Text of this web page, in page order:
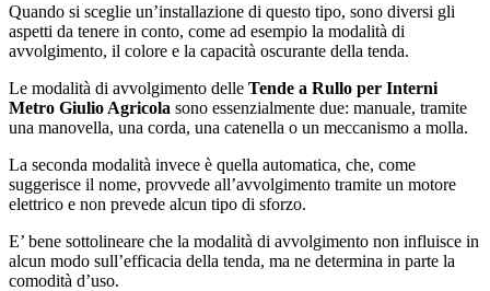
Quando si sceglie un’installazione di questo tipo, sono diversi gli
aspetti da tenere in conto, come ad esempio la modalità di
avvolgimento, il colore e la capacità oscurante della tenda.
Le modalità di avvolgimento delle Tende a Rullo per Interni
Metro Giulio Agricola sono essenzialmente due: manuale, tramite
una manovella, una corda, una catenella o un meccanismo a molla.
La seconda modalità invece è quella automatica, che, come
suggerisce il nome, provvede all’avvolgimento tramite un motore
elettrico e non prevede alcun tipo di sforzo.
E’ bene sottolineare che la modalità di avvolgimento non influisce in
alcun modo sull’efficacia della tenda, ma ne determina in parte la
comodità d’uso.